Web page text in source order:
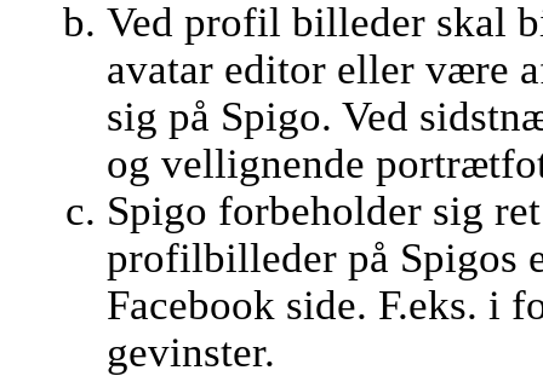
Ved profil billeder skal
avatar editor eller være
sig på Spigo. Ved
og vellignende
Spigo forbeholder sig
profilbilleder på Spigos
Facebook side. F.eks. i
gevinster.